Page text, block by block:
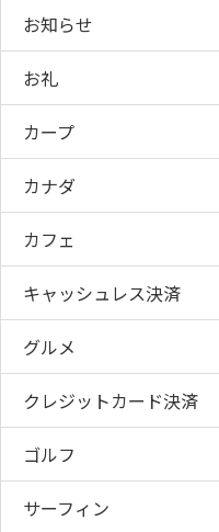
お知らせ
お礼
カープ
カナダ
カフェ
キャッシュレス決済
グルメ
クレジットカード決済
ゴルフ
サーフィン